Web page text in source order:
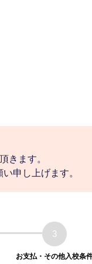
きます。
申し上げます。
3
お支払・その他入校条